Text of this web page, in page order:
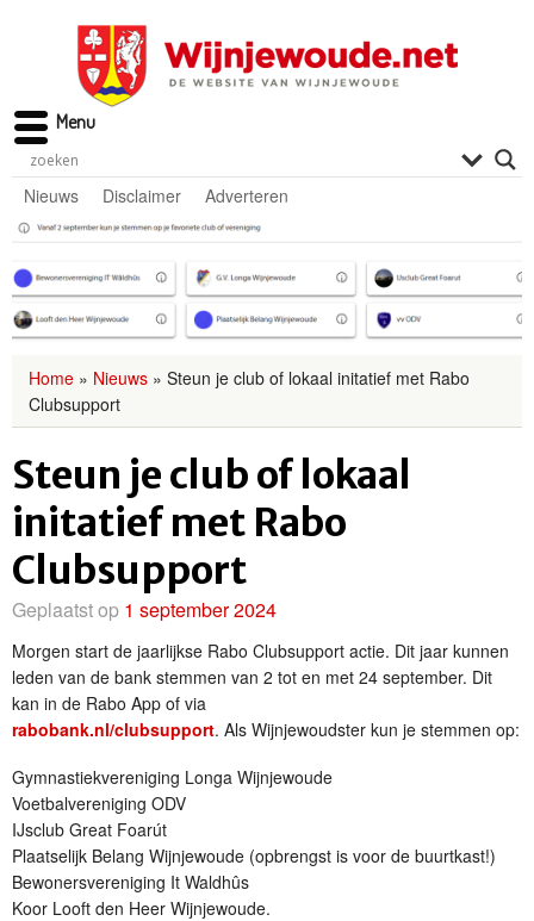
Nieuws Disclaimer Adverteren
Home » Nieuws » Steun je club of lokaal initatief met Rabo
Clubsupport
Steun je club of lokaal
initatief met Rabo
Clubsupport
Geplaatst op 1 september 2024
Morgen start de jaarlijkse Rabo Clubsupport actie. Dit jaar kunnen
leden van de bank stemmen van 2 tot en met 24 september. Dit
kan in de Rabo App of via
rabobank.nl/clubsupport. Als Wijnjewoudster kun je stemmen op:
Gymnastiekvereniging Longa Wijnjewoude
Voetbalvereniging ODV
IJsclub Great Foarút
Plaatselijk Belang Wijnjewoude (opbrengst is voor de buurtkast!)
Bewonersvereniging It Waldhûs
Koor Looft den Heer Wijnjewoude.
Menu